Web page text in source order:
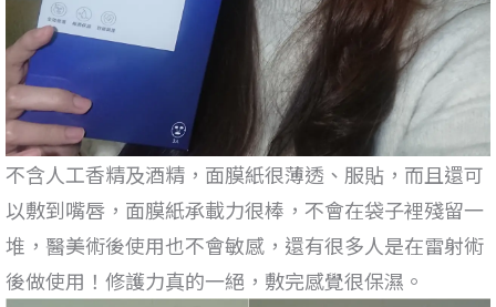
不含人工香精及酒精，面膜紙很薄透、服貼，而且還可
以敷到嘴唇，面膜紙承載力很棒，不會在袋子裡殘留一
堆，醫美術後使用也不會敏感，還有很多人是在雷射術
後做使用！修護力真的一絕，敷完感覺很保濕。